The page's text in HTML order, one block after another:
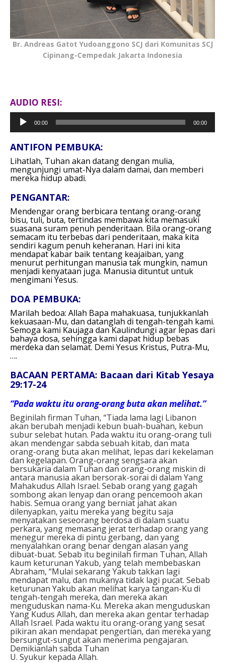
Br. Andreas Gatot Yudoanggono SCJ dari Komunitas SCJ
Cipinang-Cempedak Jakarta Indonesia
AUDIO RESI:
Pemutar
Audio
00:00 00:00
ANTIFON PEMBUKA:
Lihatlah, Tuhan akan datang dengan mulia,
mengunjungi umat-Nya dalam damai, dan memberi
mereka hidup abadi.
PENGANTAR:
Mendengar orang berbicara tentang orang-orang
bisu, tuli, buta, tertindas membawa kita memasuki
suasana suram penuh penderitaan. Bila orang-orang
semacam itu terbebas dari penderitaan, maka kita
sendiri kagum penuh keheranan. Hari ini kita
mendapat kabar baik tentang keajaiban, yang
menurut perhitungan manusia tak mungkin, namun
menjadi kenyataan juga. Manusia dituntut untuk
mengimani Yesus.
DOA PEMBUKA:
Marilah bedoa: Allah Bapa mahakuasa, tunjukkanlah
kekuasaan-Mu, dan datanglah di tengah-tengah kami.
Semoga kami Kaujaga dan Kaulindungi agar lepas dari
bahaya dosa, sehingga kami dapat hidup bebas
merdeka dan selamat. Demi Yesus Kristus, Putra-Mu,
….
BACAAN PERTAMA: Bacaan dari Kitab Yesaya
29:17-24
“Pada waktu itu orang-orang buta akan melihat.”
Beginilah firman Tuhan, “Tiada lama lagi Libanon
akan berubah menjadi kebun buah-buahan, kebun
subur selebat hutan. Pada waktu itu orang-orang tuli
akan mendengar sabda sebuah kitab, dan mata
orang-orang buta akan melihat, lepas dari kekelaman
dan kegelapan. Orang-orang sengsara akan
bersukaria dalam Tuhan dan orang-orang miskin di
antara manusia akan bersorak-sorai di dalam Yang
Mahakudus Allah Israel. Sebab orang yang gagah
sombong akan lenyap dan orang pencemooh akan
habis. Semua orang yang berniat jahat akan
dilenyapkan, yaitu mereka yang begitu saja
menyatakan seseorang berdosa di dalam suatu
perkara, yang memasang jerat terhadap orang yang
menegur mereka di pintu gerbang, dan yang
menyalahkan orang benar dengan alasan yang
dibuat-buat. Sebab itu beginilah firman Tuhan, Allah
kaum keturunan Yakub, yang telah membebaskan
Abraham, “Mulai sekarang Yakub takkan lagi
mendapat malu, dan mukanya tidak lagi pucat. Sebab
keturunan Yakub akan melihat karya tangan-Ku di
tengah-tengah mereka, dan mereka akan
menguduskan nama-Ku. Mereka akan menguduskan
Yang Kudus Allah, dan mereka akan gentar terhadap
Allah Israel. Pada waktu itu orang-orang yang sesat
pikiran akan mendapat pengertian, dan mereka yang
bersungut-sungut akan menerima pengajaran.
Demikianlah sabda Tuhan
U. Syukur kepada Allah.